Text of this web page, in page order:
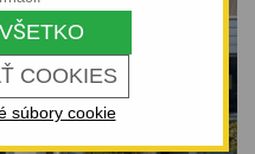
COOKIES
súbory cookie